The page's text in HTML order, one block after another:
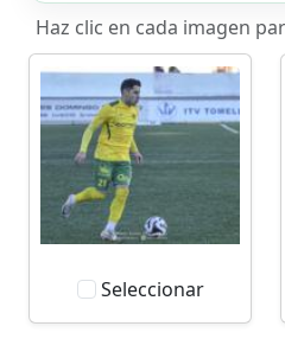
Haz clic en cada imagen
Seleccionar